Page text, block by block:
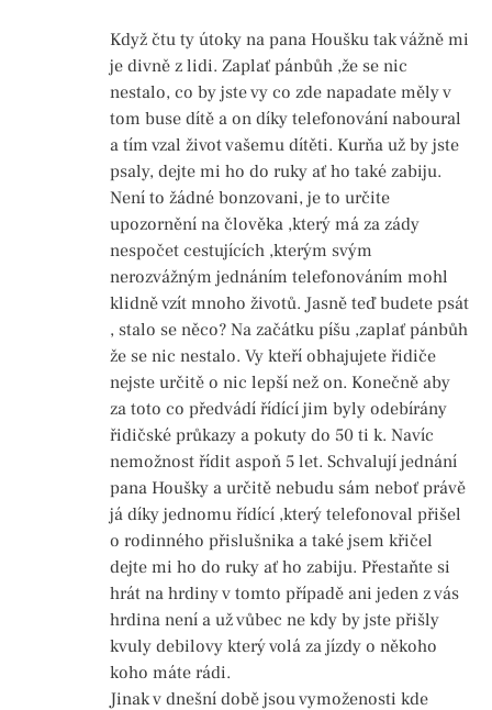
Když čtu ty útoky na pana Houšku tak vážně mi
je divně z lidi. Zaplať pánbůh ,že se nic
nestalo, co by jste vy co zde napadate měly v
tom buse dítě a on díky telefonování naboural
a tím vzal život vašemu dítěti. Kurňa už by jste
psaly, dejte mi ho do ruky ať ho také zabiju.
Není to žádné bonzovani, je to určite
upozornění na člověka ,který má za zády
nespočet cestujících ,kterým svým
nerozvážným jednáním telefonováním mohl
klidně vzít mnoho životů. Jasně teď budete psát
, stalo se něco? Na začátku píšu ,zaplať pánbůh
že se nic nestalo. Vy kteří obhajujete řidiče
nejste určitě o nic lepší než on. Konečně aby
za toto co předvádí řídící jim byly odebírány
řidičské průkazy a pokuty do 50 ti k. Navíc
nemožnost řídit aspoň 5 let. Schvalují jednání
pana Houšky a určitě nebudu sám neboť právě
já díky jednomu řídící ,který telefonoval přišel
o rodinného přislušnika a také jsem křičel
dejte mi ho do ruky ať ho zabiju. Přestaňte si
hrát na hrdiny v tomto případě ani jeden z vás
hrdina není a už vůbec ne kdy by jste přišly
kvuly debilovy který volá za jízdy o někoho
koho máte rádi.
Jinak v dnešní době jsou vymoženosti kde